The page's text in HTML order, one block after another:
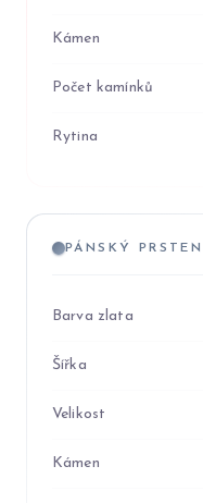
Kámen
Počet kamínků
Rytina
PÁNSKÝ PRSTEN
Barva zlata
Šířka
Velikost
Kámen